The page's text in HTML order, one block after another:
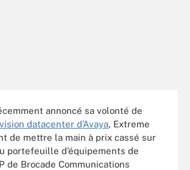
annoncé sa volonté de
datacenter d’Avaya, Extreme
de mettre la main à prix cassé sur
portefeuille d’équipements de
de Brocade Communications